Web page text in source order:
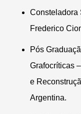
Consteladora
Frederico
Pós
Grafocríticas
e
Argentina.